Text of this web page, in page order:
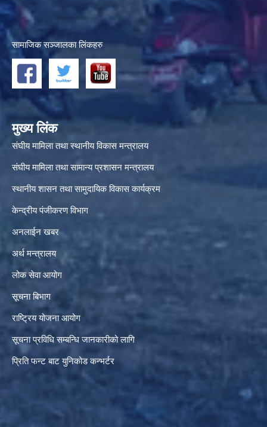
सामाजिक सञ्जालका लिंकहरु
मुख्य लिंक
संघीय मामिला तथा स्थानीय विकास मन्त्रालय
संघीय मामिला तथा सामान्य प्रशासन मन्त्रालय
स्थानीय शासन तथा सामुदायिक विकास कार्यक्रम
केन्द्रीय पंजीकरण विभाग
अनलाईन खबर
अर्थ मन्त्रालय
लोक सेवा आयोग
सूचना बिभाग
राष्ट्रिय योजना आयोग
सूचना प्रविधि सम्बन्धि जानकारीको लागि
प्रिति फन्ट बाट युनिकोड कन्भर्टर